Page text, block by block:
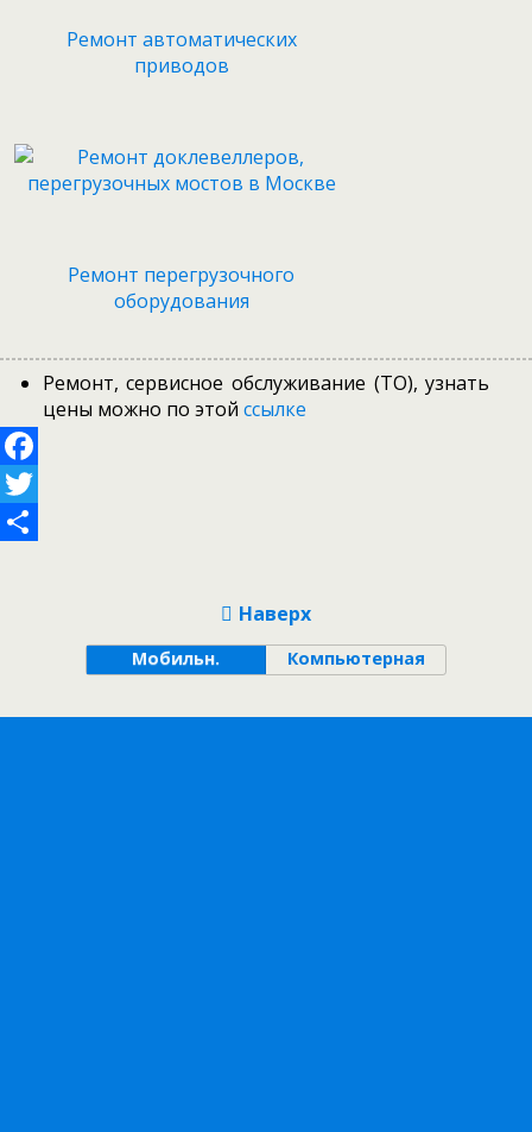
Ремонт автоматических
приводов
Ремонт перегрузочного
оборудования
Ремонт, сервисное обслуживание (ТО), узнать
цены можно по этой ссылке
Facebook
Twitter
Наверх
Мобильн. Компьютерная